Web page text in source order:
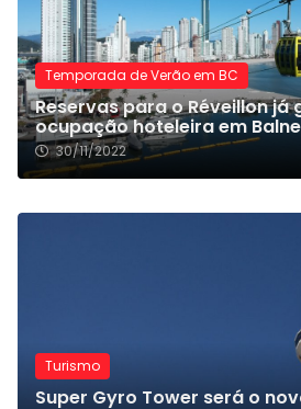
Temporada de Verão em BC
Reservas para o Réveillon já
ocupação hoteleira em
30/11/2022
Turismo
Super Gyro Tower será o